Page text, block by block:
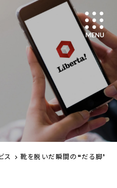
ス 靴を脱いだ瞬間の❝だる脚❞に